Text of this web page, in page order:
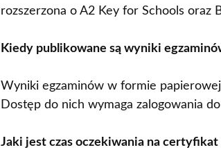
rozszerzona o A2 Key for Schools oraz
Kiedy publikowane są wyniki
Wyniki egzaminów w formie
Dostęp do nich wymaga zalogowania
Jaki jest czas oczekiwania na certyfikat